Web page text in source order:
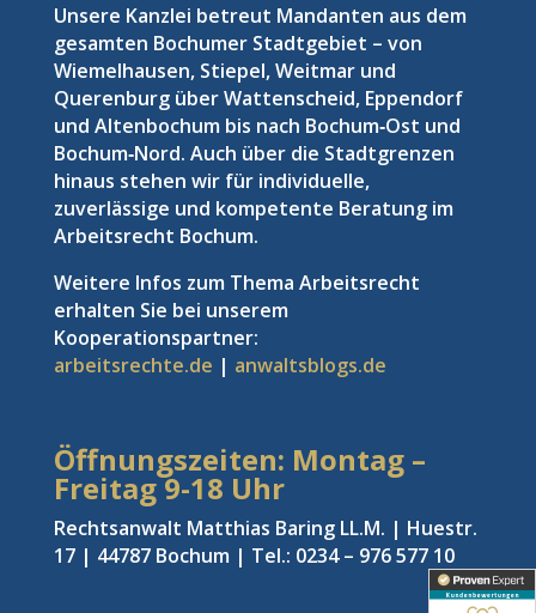
Unsere Kanzlei betreut Mandanten aus dem
gesamten Bochumer Stadtgebiet – von
Wiemelhausen, Stiepel, Weitmar und
Querenburg über Wattenscheid, Eppendorf
und Altenbochum bis nach Bochum‑Ost und
Bochum‑Nord. Auch über die Stadtgrenzen
hinaus stehen wir für individuelle,
zuverlässige und kompetente Beratung im
Arbeitsrecht Bochum.
Weitere Infos zum Thema Arbeitsrecht
erhalten Sie bei unserem
Kooperationspartner:
arbeitsrechte.de | anwaltsblogs.de
Öffnungszeiten: Montag –
Freitag9-18 Uhr
Rechtsanwalt Matthias Baring LL.M. | Huestr.
17 | 44787 Bochum | Tel.: 0234 – 976 577 10